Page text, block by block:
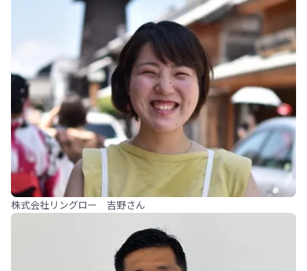
株式会社リングロー 吉野さん